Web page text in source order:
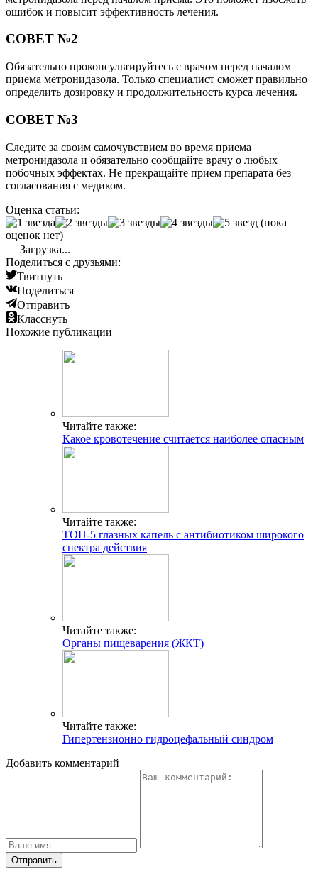
ошибок и повысит эффективность лечения.
СОВЕТ №2
Обязательно проконсультируйтесь с врачом перед началом
приема метронидазола. Только специалист сможет правильно
определить дозировку и продолжительность курса лечения.
СОВЕТ №3
Следите за своим самочувствием во время приема
метронидазола и обязательно сообщайте врачу о любых
побочных эффектах. Не прекращайте прием препарата без
согласования с медиком.
Оценка статьи:
(пока
оценок нет)
Загрузка...
Поделиться с друзьями:
Твитнуть
Поделиться
Отправить
Класснуть
Похожие публикации
Читайте также:
Какое кровотечение считается наиболее опасным
Читайте также:
ТОП-5 глазных капель с антибиотиком широкого
спектра действия
Читайте также:
Органы пищеварения (ЖКТ)
Читайте также:
Гипертензионно гидроцефальный синдром
Добавить комментарий